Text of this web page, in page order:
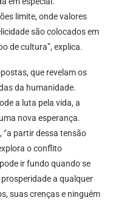
limite, onde valores
são colocados em
de cultura”, explica.
que revelam os
da humanidade.
a luta pela vida, a
nova esperança.
partir dessa tensão
o conflito
ir fundo quando se
prosperidade a qualquer
suas crenças e ninguém